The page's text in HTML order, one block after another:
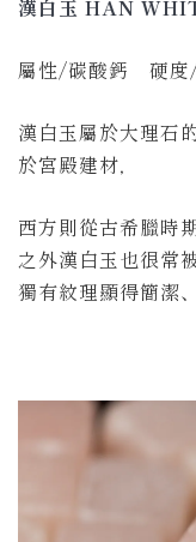
漢白玉 HAN
屬性/碳酸鈣 硬
漢白玉屬於大理石
於宮殿建材，
西方則從古希臘時
之外漢白玉也很常
獨有紋理顯得簡潔